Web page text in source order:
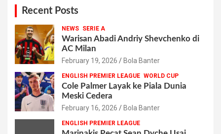
Recent Posts
NEWS SERIE A
Warisan Abadi Andriy Shevchenko di
AC Milan
February 19, 2026 Bola Banter
ENGLISH PREMIER LEAGUE WORLD CUP
Cole Palmer Layak ke Piala Dunia
Meski Cedera
February 16, 2026 Bola Banter
ENGLISH PREMIER LEAGUE